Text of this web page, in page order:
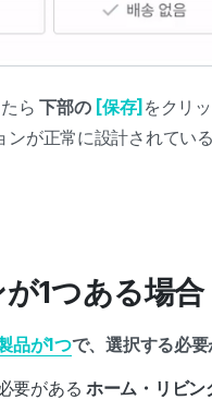
ら 下部の [保存] をクリ
ンが正常に設計されてい
1つある場合
品が1つで、選択する必要
要がある ホーム・リビン